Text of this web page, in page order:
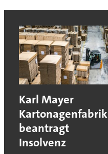
Karl Mayer
Kartonagenfabrik
beantragt
Insolvenz